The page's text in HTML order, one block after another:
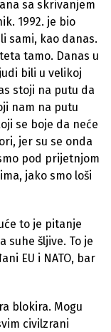
sa skrivanjem
1992. je bio
sami, kao danas.
tamo. Danas u
bili u velikoj
stoji na putu da
nam na putu
se boje da neće
jer su se onda
pod prijetnjom
jako smo loši
to je pitanje
suhe šljive. To je
EU i NATO, bar
blokira. Mogu
civilzrani